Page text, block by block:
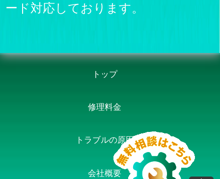
ード対応しております。
トップ
修理料金
トラブルの原因
会社概要